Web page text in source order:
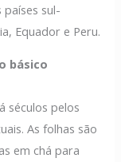
sul-
Equador e Peru.
básico
séculos pelos
As folhas são
em chá para